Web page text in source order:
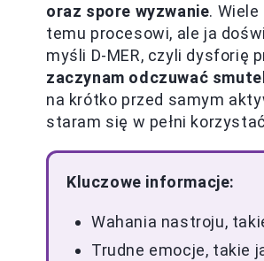
oraz spore wyzwanie.
temu procesowi, ale ja
myśli D-MER, czyli dysforię
zaczynam odczuwać
na krótko przed samym
staram się w pełni
Kluczowe informacje:
Wahania nastroju,
Trudne emocje, takie